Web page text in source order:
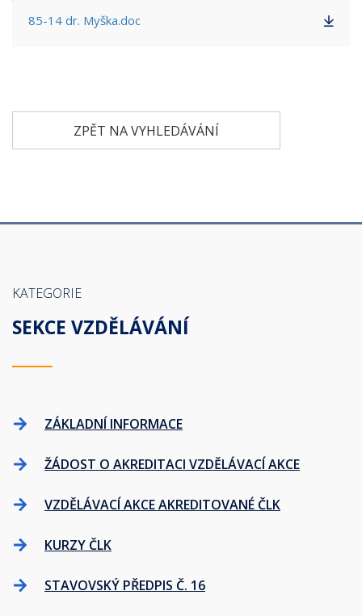
85-14 dr. Myška.doc
ZPĚT NA VYHLEDÁVÁNÍ
KATEGORIE
SEKCE VZDĚLÁVÁNÍ
ZÁKLADNÍ INFORMACE
ŽÁDOST O AKREDITACI VZDĚLÁVACÍ AKCE
VZDĚLÁVACÍ AKCE AKREDITOVANÉ ČLK
KURZY ČLK
STAVOVSKÝ PŘEDPIS Č. 16